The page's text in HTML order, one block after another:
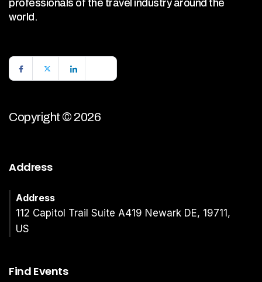
professionals of the travel industry around the
world.
Copyright © 2026
Address
Address
112 Capitol Trail Suite A419 Newark DE, 19711,
US
Find Events